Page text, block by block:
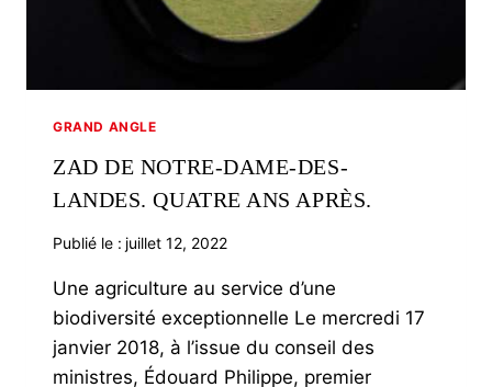
GRAND ANGLE
ZAD DE NOTRE-DAME-DES-
LANDES. QUATRE ANS APRÈS.
Publié le : juillet 12, 2022
Une agriculture au service d’une
biodiversité exceptionnelle Le mercredi 17
janvier 2018, à l’issue du conseil des
ministres, Édouard Philippe, premier